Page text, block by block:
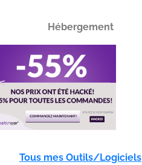
Hébergement
Tous mes Outils/Logiciels